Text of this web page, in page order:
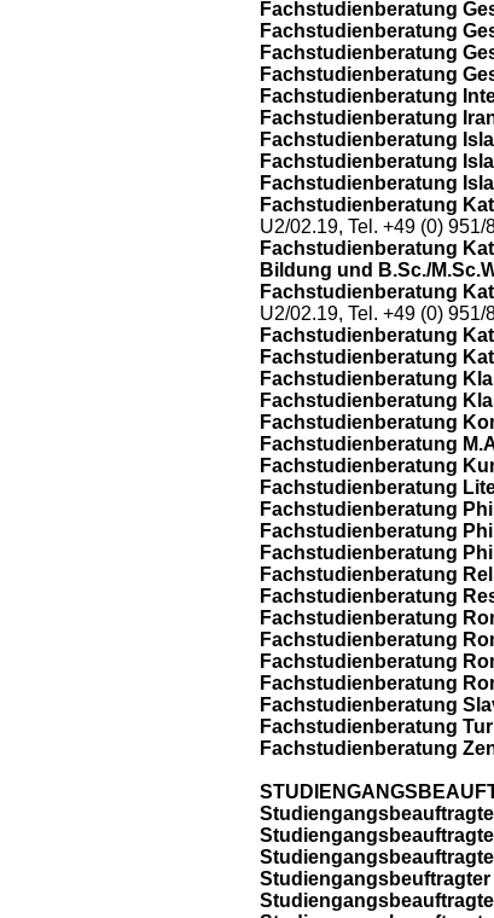
Fachstudienberatung
Fachstudienberatung
Fachstudienberatung
Fachstudienberatung
Fachstudienberatung
Fachstudienberatung
Fachstudienberatung
Fachstudienberatung
Fachstudienberatung
Fachstudienberatung
U2/02.19, Tel. +49 (0) 951/
Fachstudienberatung
Bildung und B.Sc./
Fachstudienberatung
U2/02.19, Tel. +49 (0) 951/
Fachstudienberatung
Fachstudienberatung
Fachstudienberatung
Fachstudienberatung
Fachstudienberatung
Fachstudienberatung
Fachstudienberatung
Fachstudienberatung
Fachstudienberatung
Fachstudienberatung
Fachstudienberatung
Fachstudienberatung
Fachstudienberatung
Fachstudienberatung
Fachstudienberatung
Fachstudienberatung
Fachstudienberatung
Fachstudienberatung
Fachstudienberatung
Fachstudienberatung